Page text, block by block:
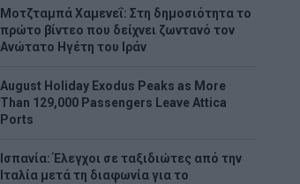
Μοτζταμπά Χαμενεΐ: Στη δημοσιότητα το
πρώτο βίντεο που δείχνει ζωντανό τον
Ανώτατο Ηγέτη του Ιράν
August Holiday Exodus Peaks as More
Than 129,000 Passengers Leave Attica
Ports
Ισπανία: Έλεγχοι σε ταξιδιώτες από την
Ιταλία μετά τη διαφωνία για το